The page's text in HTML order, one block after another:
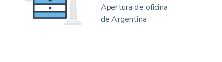
Apertura de oficina
de Argentina